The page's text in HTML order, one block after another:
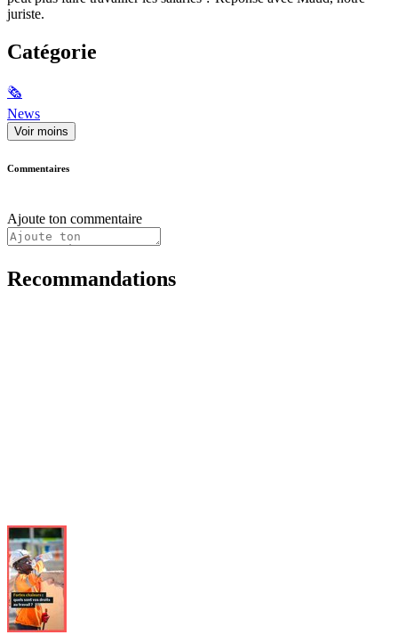
juriste.
Catégorie
🗞
News
Voir moins
Commentaires
Ajoute ton commentaire
Recommandations